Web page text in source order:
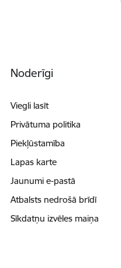
Noderīgi
Viegli lasīt
Privātuma politika
Piekļūstamība
Lapas karte
Jaunumi e-pastā
Atbalsts nedrošā brīdī
Sīkdatņu izvēles maiņa